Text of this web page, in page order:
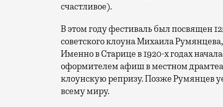
счастливое).
В этом году фестиваль был посвящен
советского клоуна Михаила
Именно в Старице в 1920-х годах
оформителем афиш в местном
клоунскую репризу. Позже Румянцев
всему миру.